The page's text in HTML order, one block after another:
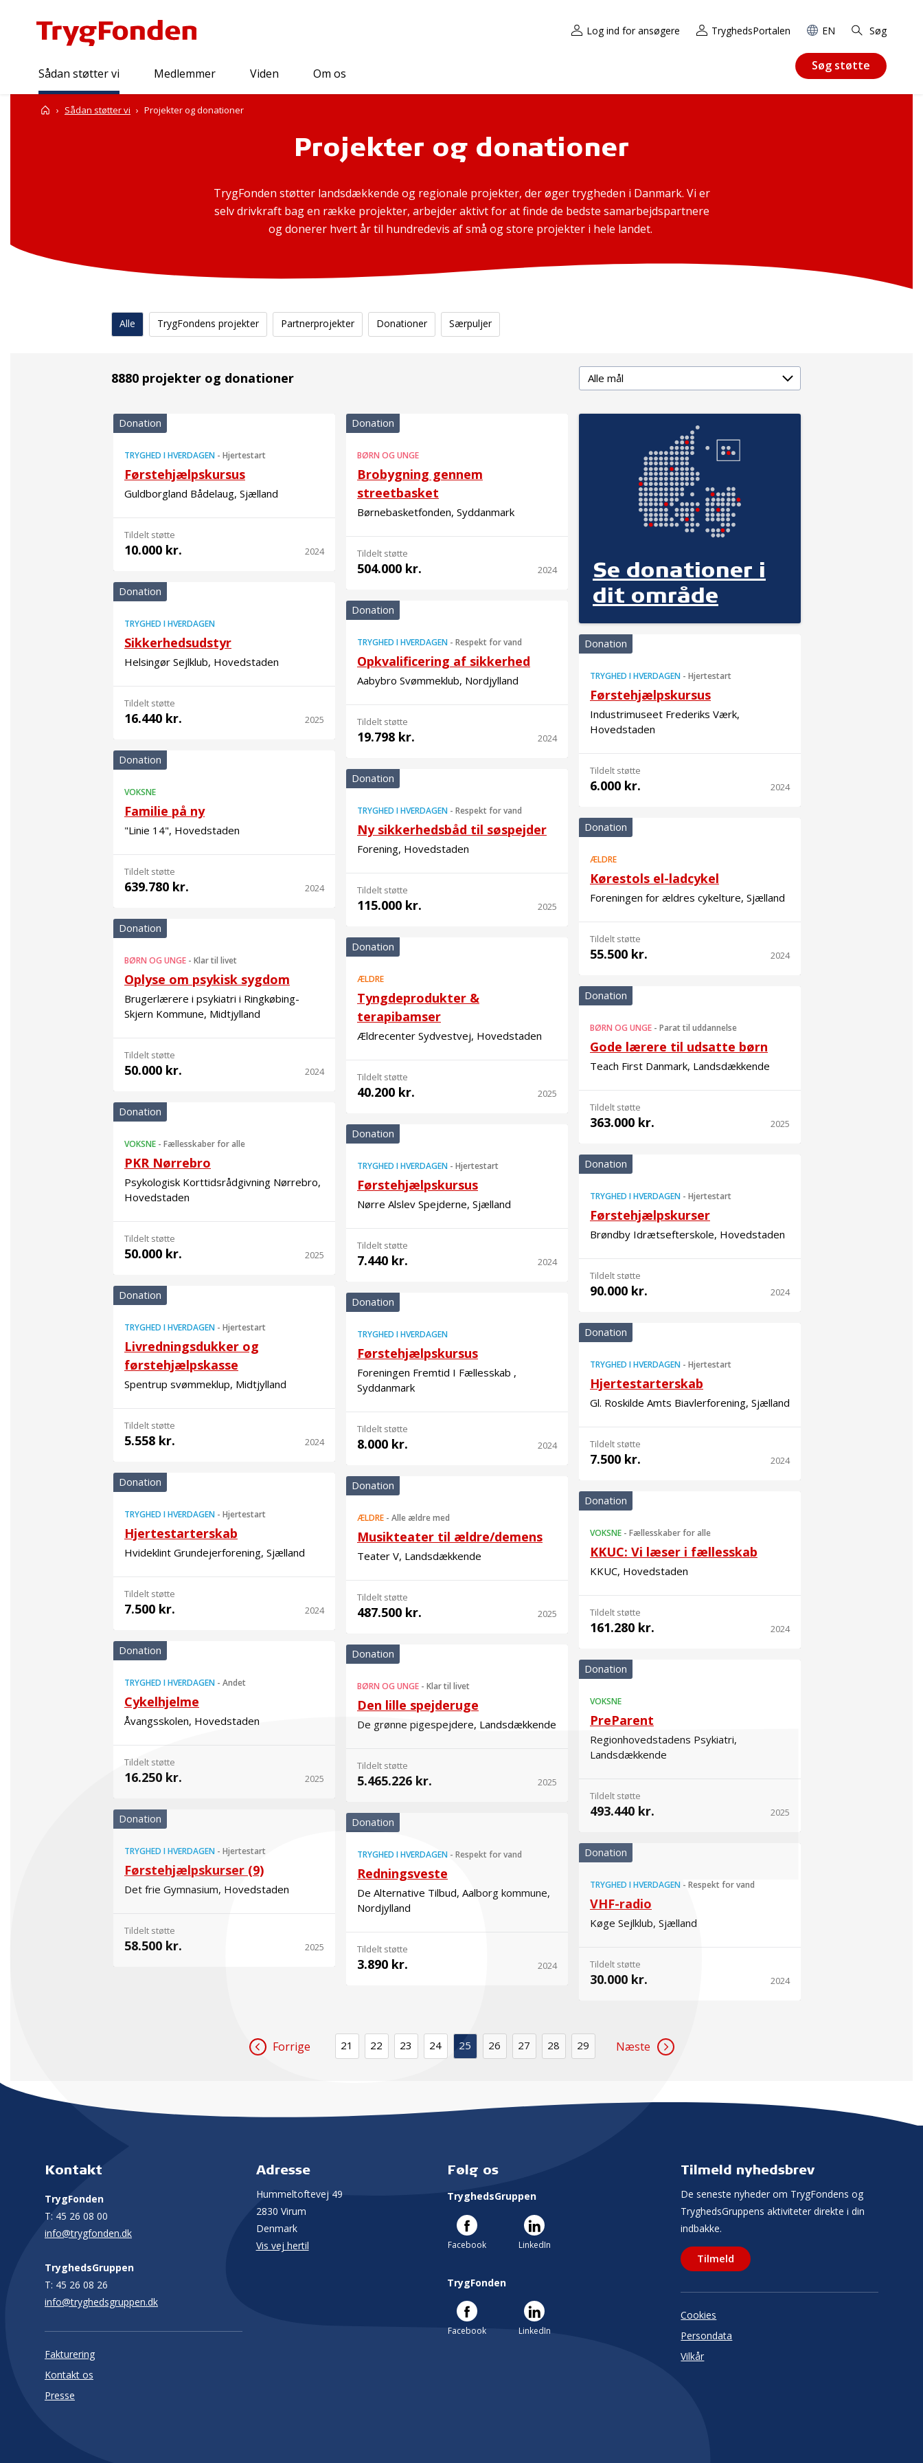
Log ind for ansøgere TryghedsPortalen EN Søg
Sådan støtter vi Medlemmer Viden Om os
Søg støtte
Forside
Sådan støtter vi Projekter og donationer
Projekter og donationer
TrygFonden støtter landsdækkende og regionale projekter, der øger trygheden i Danmark. Vi er
selv drivkraft bag en række projekter, arbejder aktivt for at finde de bedste samarbejdspartnere
og donerer hvert år til hundredevis af små og store projekter i hele landet.
Alle TrygFondens projekter Partnerprojekter Donationer Særpuljer
8880 projekter og donationer Delmål
Se donationer i
dit område
Donation
TRYGHED I HVERDAGEN - Hjertestart
Førstehjælpskursus
Guldborgland Bådelaug, Sjælland
Tildelt støtte
10.000 kr. 2024
Donation
BØRN OG UNGE
Brobygning gennem
streetbasket
Børnebasketfonden, Syddanmark
Tildelt støtte
504.000 kr. 2024
Donation
TRYGHED I HVERDAGEN
Sikkerhedsudstyr
Helsingør Sejlklub, Hovedstaden
Tildelt støtte
16.440 kr. 2025
Donation
TRYGHED I HVERDAGEN - Respekt for vand
Opkvalificering af sikkerhed
Aabybro Svømmeklub, Nordjylland
Tildelt støtte
19.798 kr. 2024
Donation
TRYGHED I HVERDAGEN - Hjertestart
Førstehjælpskursus
Industrimuseet Frederiks Værk,
Hovedstaden
Tildelt støtte
6.000 kr. 2024
Donation
VOKSNE
Familie på ny
"Linie 14", Hovedstaden
Tildelt støtte
639.780 kr. 2024
Donation
TRYGHED I HVERDAGEN - Respekt for vand
Ny sikkerhedsbåd til søspejder
Forening, Hovedstaden
Tildelt støtte
115.000 kr. 2025
Donation
ÆLDRE
Kørestols el-ladcykel
Foreningen for ældres cykelture, Sjælland
Tildelt støtte
55.500 kr. 2024
Donation
BØRN OG UNGE - Klar til livet
Oplyse om psykisk sygdom
Brugerlærere i psykiatri i Ringkøbing-
Skjern Kommune, Midtjylland
Tildelt støtte
50.000 kr. 2024
Donation
ÆLDRE
Tyngdeprodukter &
terapibamser
Ældrecenter Sydvestvej, Hovedstaden
Tildelt støtte
40.200 kr. 2025
Donation
BØRN OG UNGE - Parat til uddannelse
Gode lærere til udsatte børn
Teach First Danmark, Landsdækkende
Tildelt støtte
363.000 kr. 2025
Donation
VOKSNE - Fællesskaber for alle
PKR Nørrebro
Psykologisk Korttidsrådgivning Nørrebro,
Hovedstaden
Tildelt støtte
50.000 kr. 2025
Donation
TRYGHED I HVERDAGEN - Hjertestart
Førstehjælpskursus
Nørre Alslev Spejderne, Sjælland
Tildelt støtte
7.440 kr. 2024
Donation
TRYGHED I HVERDAGEN - Hjertestart
Førstehjælpskurser
Brøndby Idrætsefterskole, Hovedstaden
Tildelt støtte
90.000 kr. 2024
Donation
TRYGHED I HVERDAGEN - Hjertestart
Livredningsdukker og
førstehjælpskasse
Spentrup svømmeklup, Midtjylland
Tildelt støtte
5.558 kr. 2024
Donation
TRYGHED I HVERDAGEN
Førstehjælpskursus
Foreningen Fremtid I Fællesskab ,
Syddanmark
Tildelt støtte
8.000 kr. 2024
Donation
TRYGHED I HVERDAGEN - Hjertestart
Hjertestarterskab
Gl. Roskilde Amts Biavlerforening, Sjælland
Tildelt støtte
7.500 kr. 2024
Donation
TRYGHED I HVERDAGEN - Hjertestart
Hjertestarterskab
Hvideklint Grundejerforening, Sjælland
Tildelt støtte
7.500 kr. 2024
Donation
ÆLDRE - Alle ældre med
Musikteater til ældre/demens
Teater V, Landsdækkende
Tildelt støtte
487.500 kr. 2025
Donation
VOKSNE - Fællesskaber for alle
KKUC: Vi læser i fællesskab
KKUC, Hovedstaden
Tildelt støtte
161.280 kr. 2024
Donation
TRYGHED I HVERDAGEN - Andet
Cykelhjelme
Åvangsskolen, Hovedstaden
Tildelt støtte
16.250 kr. 2025
Donation
BØRN OG UNGE - Klar til livet
Den lille spejderuge
De grønne pigespejdere, Landsdækkende
Tildelt støtte
5.465.226 kr. 2025
Donation
VOKSNE
PreParent
Regionhovedstadens Psykiatri,
Landsdækkende
Tildelt støtte
493.440 kr. 2025
Donation
TRYGHED I HVERDAGEN - Hjertestart
Førstehjælpskurser (9)
Det frie Gymnasium, Hovedstaden
Tildelt støtte
58.500 kr. 2025
Donation
TRYGHED I HVERDAGEN - Respekt for vand
Redningsveste
De Alternative Tilbud, Aalborg kommune,
Nordjylland
Tildelt støtte
3.890 kr. 2024
Donation
TRYGHED I HVERDAGEN - Respekt for vand
VHF-radio
Køge Sejlklub, Sjælland
Tildelt støtte
30.000 kr. 2024
Forrige 21 22 23 24 25 26 27 28 29 Næste
Tilmeld nyhedsbrev
De seneste nyheder om TrygFondens og
TryghedsGruppens aktiviteter direkte i din
indbakke.
Tilmeld
Kontakt
TrygFonden
T: 45 26 08 00
info@trygfonden.dk
TryghedsGruppen
T: 45 26 08 26
info@tryghedsgruppen.dk
Adresse
Hummeltoftevej 49
2830 Virum
Denmark
Vis vej hertil
Fakturering
Kontakt os
Presse
Cookies
Persondata
Vilkår
Følg os
TryghedsGruppen
Facebook LinkedIn
TrygFonden
Facebook LinkedIn